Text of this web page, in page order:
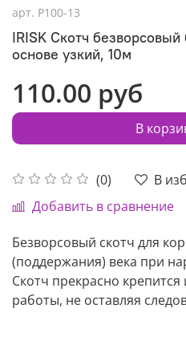
арт. P100-13
IRISK Скотч
основе узкий, 10м
(0)
В
Добавить в сравнение
110.00 руб
В
Безворсовый скотч для
(поддержания) века при
Скотч прекрасно
работы, не оставляя